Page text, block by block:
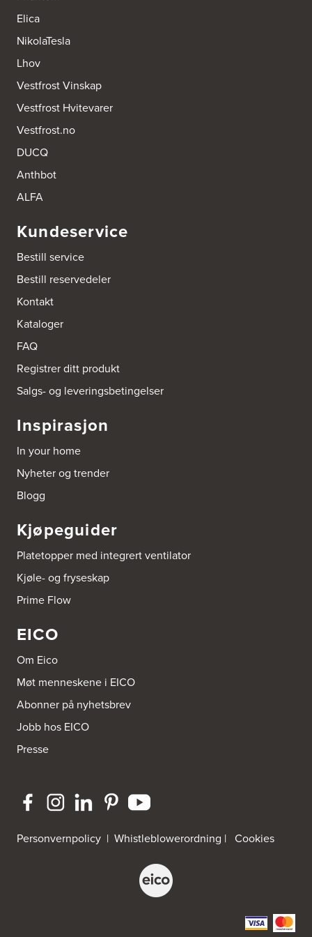
Elica
NikolaTesla
Lhov
Vestfrost Vinskap
Vestfrost Hvitevarer
Vestfrost.no
DUCQ
Anthbot
ALFA
Kundeservice
Bestill service
Bestill reservedeler
Kontakt
Kataloger
FAQ
Registrer ditt produkt
Salgs- og leveringsbetingelser
Inspirasjon
In your home
Nyheter og trender
Blogg
Kjøpeguider
Platetopper med integrert ventilator
Kjøle- og fryseskap
Prime Flow
EICO
Om Eico
Møt menneskene i EICO
Abonner på nyhetsbrev
Jobb hos EICO
Presse
Personvernpolicy | Whistleblowerordning | Cookies